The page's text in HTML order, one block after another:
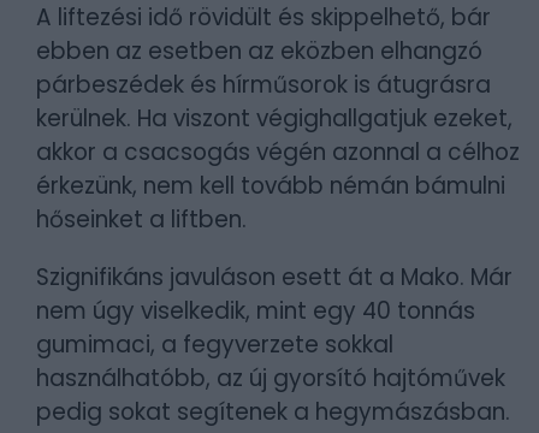
A liftezési idő rövidült és skippelhető, bár
ebben az esetben az eközben elhangzó
párbeszédek és hírműsorok is átugrásra
kerülnek. Ha viszont végighallgatjuk ezeket,
akkor a csacsogás végén azonnal a célhoz
érkezünk, nem kell tovább némán bámulni
hőseinket a liftben.
Szignifikáns javuláson esett át a Mako. Már
nem úgy viselkedik, mint egy 40 tonnás
gumimaci, a fegyverzete sokkal
használhatóbb, az új gyorsító hajtóművek
pedig sokat segítenek a hegymászásban.